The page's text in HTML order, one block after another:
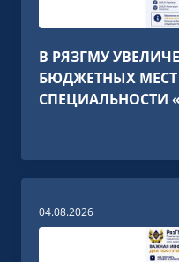
В РЯЗГМУ
БЮДЖЕТНЫХ
СПЕЦИАЛЬНОСТИ
04.08.2026